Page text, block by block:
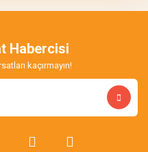
olmalı.
Habercisi
kaçırmayın!